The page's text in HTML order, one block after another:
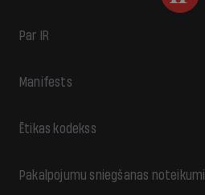
Par IR
Manifests
Ētikas kodekss
Pakalpojumu sniegšanas noteikumi